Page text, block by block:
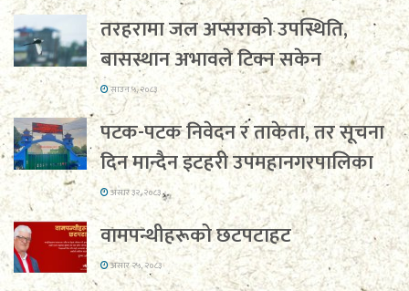
तरहरामा जल अप्सराको उपस्थिति,
बासस्थान अभावले टिक्न सकेन
साउन ५, २०८३
पटक-पटक निवेदन र ताकेता, तर सूचना
दिन मान्दैन इटहरी उपमहानगरपालिका
असार ३२, २०८३
वामपन्थीहरूको छटपटाहट
असार २५, २०८३